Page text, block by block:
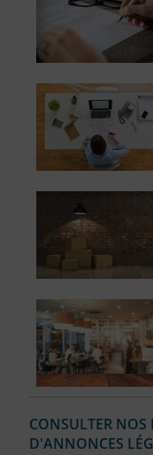
CONSULTER NOS
D'ANNONCES